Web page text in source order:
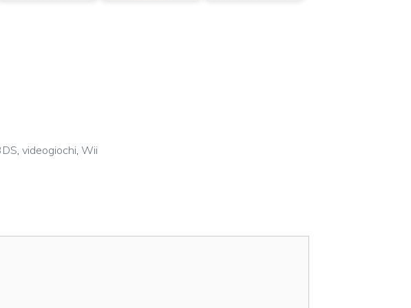
, videogiochi, Wii